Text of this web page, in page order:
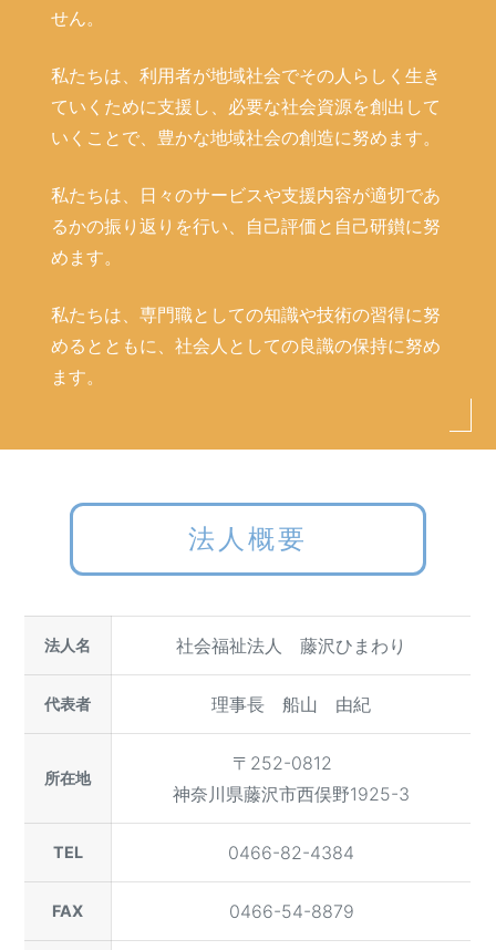
せん。
私たちは、利用者が地域社会でその人らしく生き
ていくために支援し、必要な社会資源を創出して
いくことで、豊かな地域社会の創造に努めます。
私たちは、日々のサービスや支援内容が適切であ
るかの振り返りを行い、自己評価と自己研鑚に努
めます。
私たちは、専門職としての知識や技術の習得に努
めるとともに、社会人としての良識の保持に努め
ます。
法人概要
法人名 社会福祉法人 藤沢ひまわり
代表者 理事長 船山 由紀
所在地
〒252-0812
神奈川県藤沢市西俣野1925-3
TEL 0466-82-4384
FAX 0466-54-8879